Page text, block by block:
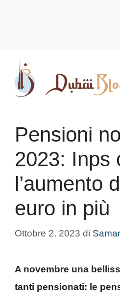
contenuto
Pensioni
2023: Inps
l’aumento
euro in più
Ottobre 2, 2023 di
A novembre una
tanti pensionati: le